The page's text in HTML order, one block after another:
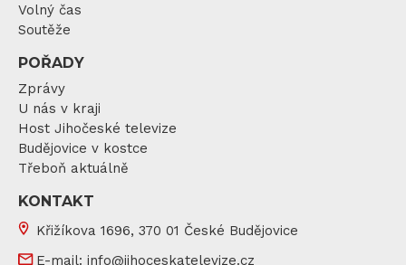
Volný čas
Soutěže
POŘADY
Zprávy
U nás v kraji
Host Jihočeské televize
Budějovice v kostce
Třeboň aktuálně
KONTAKT
Křižíkova 1696, 370 01 České Budějovice
E-mail: info@jihoceskatelevize.cz